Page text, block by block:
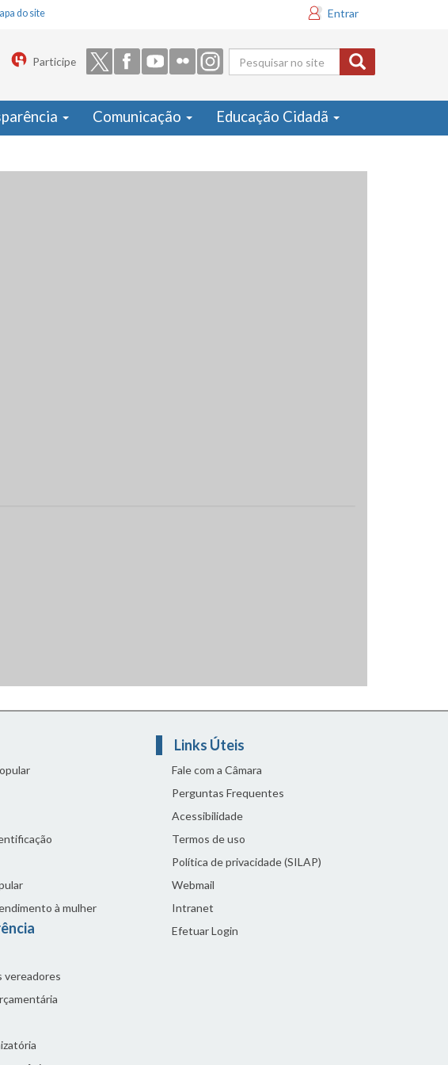
do site Entrar
Formulário
de busca
Participe
Comunicação Educação Cidadã
à mulher
vereadores
Links Úteis
Fale com a Câmara
Perguntas Frequentes
Acessibilidade
Termos de uso
Política de privacidade (SILAP)
Webmail
Intranet
Efetuar Login